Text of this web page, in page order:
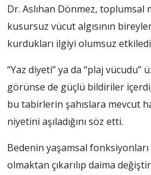
Dr. Aslıhan Dönmez, toplumsal
kusursuz vücut algısının
kurdukları ilgiyi olumsuz
“Yaz diyeti” ya da “plaj vücudu”
görünse de güçlü bildiriler
bu tabirlerin şahıslara mevcut
niyetini aşıladığını söz etti.
Bedenin yaşamsal
olmaktan çıkarılıp daima